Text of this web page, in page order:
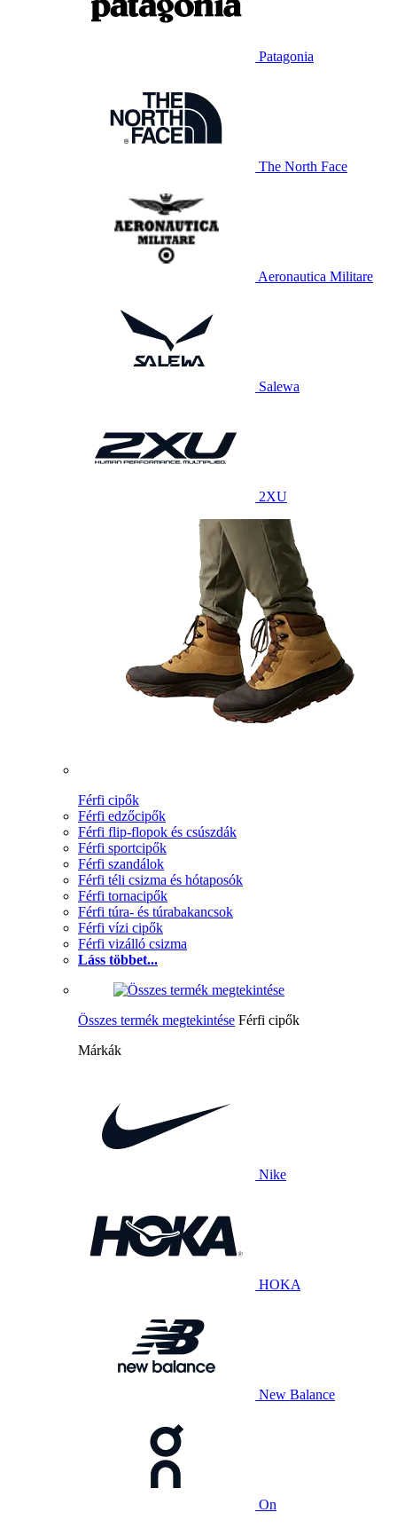
Patagonia
The North Face
Aeronautica Militare
Salewa
2XU
Férfi cipők
Férfi edzőcipők
Férfi flip-flopok és csúszdák
Férfi sportcipők
Férfi szandálok
Férfi téli csizma és hótaposók
Férfi tornacipők
Férfi túra- és túrabakancsok
Férfi vízi cipők
Férfi vizálló csizma
Láss többet...
Összes termék megtekintése Férfi cipők
Márkák
Nike
HOKA
New Balance
On